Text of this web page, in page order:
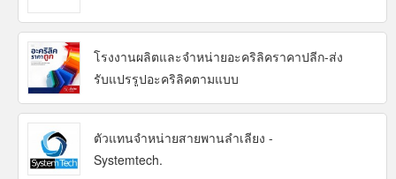
โรงงานผลิตและจำหน่ายอะคริลิคราคาปลีก-ส่ง
รับแปรรูปอะคริลิคตามแบบ
ตัวแทนจำหน่ายสายพานลำเลียง -
Systemtech.